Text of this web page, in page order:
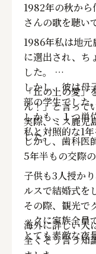
せそうな笑顔を
もちろん、私と
1982年の秋か
さんの歌を聴い
1986年私は地
に選出され、ち
した。
しかし、彼は母
部の学生でした
しかも、１つ単
私と対照的な1年
「丘の上の愛」
ん！」と言って
実際、ミス鹿児
した。
しかし、歯科医
5年半もの交際
子供も3人授か
ルスで結婚式を
その際、観光で
ックに家族全員
とても素敵な夜
海外に詳しい人
全くそう言う知